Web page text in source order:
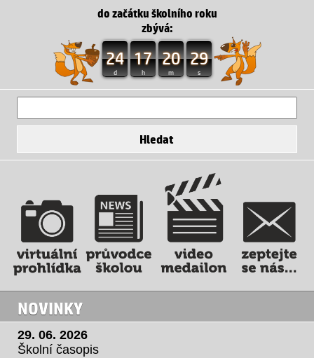
do začátku školního roku
zbývá:
24
d
17
h
20
m
27
s
NOVINKY
29. 06. 2026
Školní časopis